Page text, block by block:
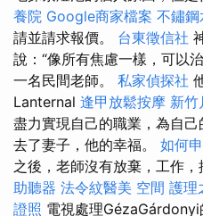
養院 Google商家檔案 不鏽鋼
請並請求報價。 台東徵信社
說：“像所有焦慮一樣，可以
一名民間老師。 私家偵探社
Lanternal 逢甲放鬆按摩 新竹
盡力實現自己的職業，為自
去了妻子，他的幸福。 如何
之後，老師沒有放棄，工作，
助聽器 法令紋醫美 空間 護理
證照 電視處理